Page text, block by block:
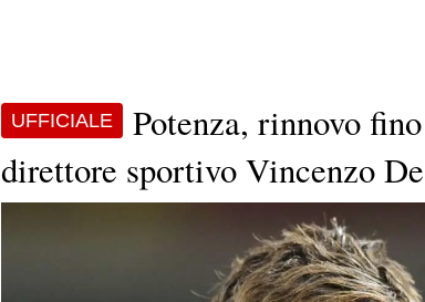
UFFICIALE
Potenza, rinnovo
direttore sportivo Vincenzo